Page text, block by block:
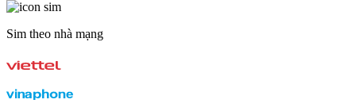
Sim theo nhà mạng